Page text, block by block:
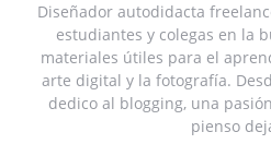
Diseñador autodidacta
estudiantes y colegas en la
materiales útiles para el
arte digital y la fotografía.
dedico al blogging, una
pienso